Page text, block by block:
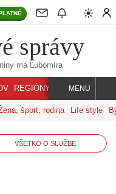
správy
má Ľubomíra
REGIÓNY INDEX SVET
MENU
šport, rodina Life style
VŠETKO O SLUŽBE